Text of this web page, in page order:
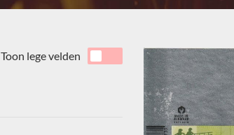
Toon lege velden